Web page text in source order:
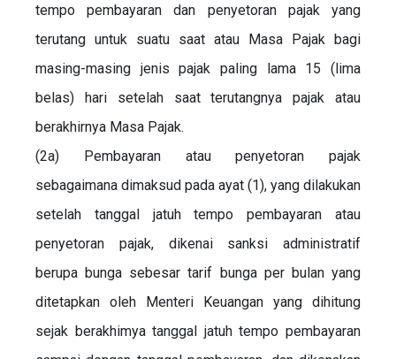
tempo pembayaran dan penyetoran pajak yang
terutang untuk suatu saat atau Masa Pajak bagi
masing-masing jenis pajak paling lama 15 (lima
belas) hari setelah saat terutangnya pajak atau
berakhirnya Masa Pajak.
(2a) Pembayaran atau penyetoran pajak
sebagaimana dimaksud pada ayat (1), yang dilakukan
setelah tanggal jatuh tempo pembayaran atau
penyetoran pajak, dikenai sanksi administratif
berupa bunga sebesar tarif bunga per bulan yang
ditetapkan oleh Menteri Keuangan yang dihitung
sejak berakhimya tanggal jatuh tempo pembayaran